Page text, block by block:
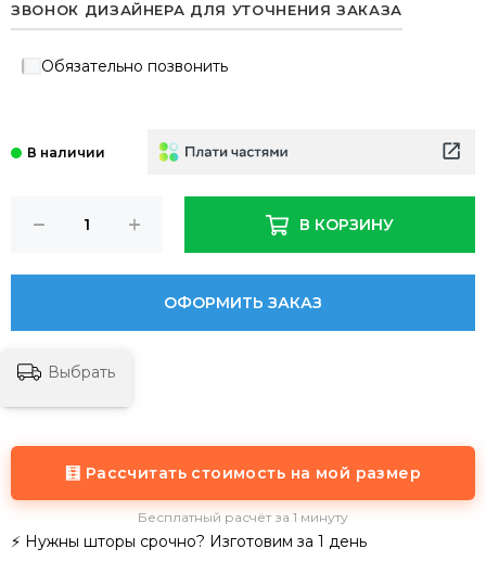
ЗВОНОК ДИЗАЙНЕРА ДЛЯ УТОЧНЕНИЯ ЗАКАЗА
Обязательно позвонить
В КОРЗИНУ
ОФОРМИТЬ ЗАКАЗ
Выбрать
🧮 Рассчитать стоимость на мой размер
Бесплатный расчёт за 1 минуту
⚡ Нужны шторы срочно? Изготовим за 1 день